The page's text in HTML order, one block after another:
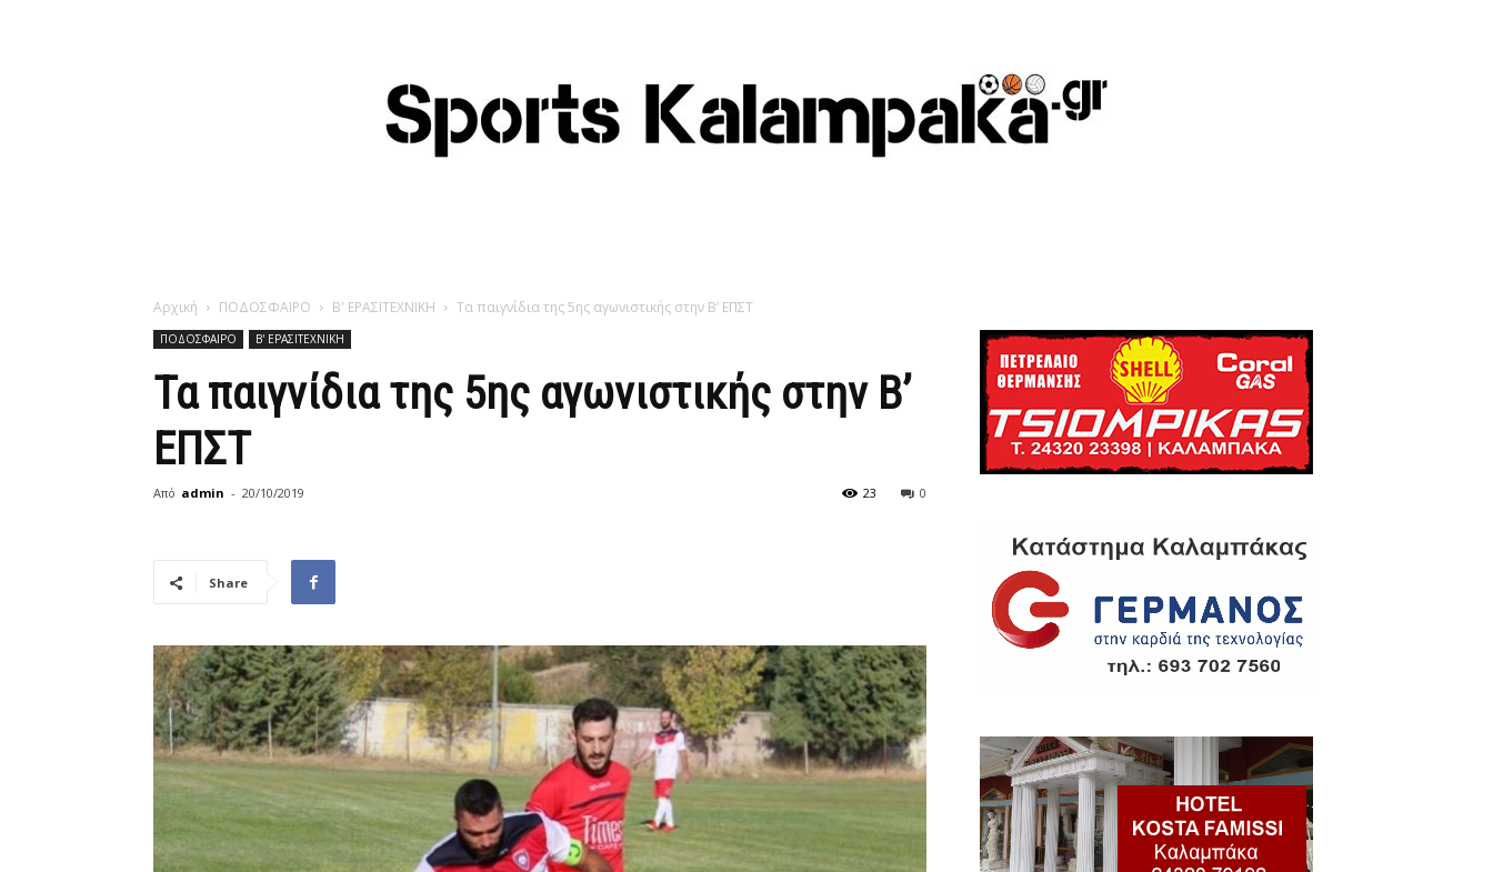
Αρχική ΠΟΔΟΣΦΑΙΡΟ Β' ΕΡΑΣΙΤΕΧΝΙΚΗ Τα παιγνίδια της 5ης αγωνιστικής στην Β’ ΕΠΣΤ
ΠΟΔΟΣΦΑΙΡΟ Β' ΕΡΑΣΙΤΕΧΝΙΚΗ
Τα παιγνίδια της 5ης αγωνιστικής στην Β’
ΕΠΣΤ
Από admin - 20/10/2019 0
23
Share